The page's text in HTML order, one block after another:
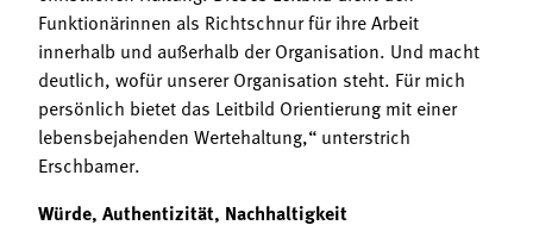
Funktionärinnen als Richtschnur für ihre Arbeit
innerhalb und außerhalb der Organisation. Und macht
deutlich, wofür unserer Organisation steht. Für mich
persönlich bietet das Leitbild Orientierung mit einer
lebensbejahenden Wertehaltung,“ unterstrich
Erschbamer.
Würde, Authentizität, Nachhaltigkeit